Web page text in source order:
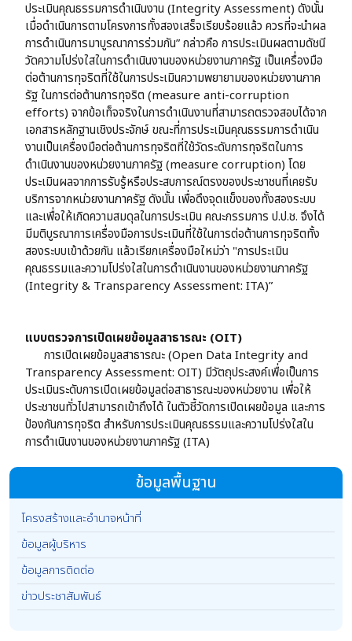
ข้อมูลพื้นฐาน
โครงสร้างและอำนาจหน้าที่
ข้อมูลผู้บริหาร
ข้อมูลการติดต่อ
ข่าวประชาสัมพันธ์
ประเมินคุณธรรมการดำเนินงาน (Integrity Assessment) ดังนั้น
เมื่อดำเนินการตามโครงการทั้งสองเสร็จเรียบร้อยแล้ว ควรที่จะนำผล
การดำเนินการมาบูรณาการร่วมกัน” กล่าวคือ การประเมินผลตามดัชนี
วัดความโปร่งใสในการดำเนินงานของหน่วยงานภาครัฐ เป็นเครื่องมือ
ต่อต้านการทุจริตที่ใช้ในการประเมินความพยายามของหน่วยงานภาค
รัฐ ในการต่อต้านการทุจริต (measure anti-corruption
efforts) จากข้อเท็จจริงในการดำเนินงานที่สามารถตรวจสอบได้จาก
เอกสารหลักฐานเชิงประจักษ์ ขณะที่การประเมินคุณธรรมการดำเนิน
งานเป็นเครื่องมือต่อต้านการทุจริตที่ใช้วัดระดับการทุจริตในการ
ดำเนินงานของหน่วยงานภาครัฐ (measure corruption) โดย
ประเมินผลจากการรับรู้หรือประสบการณ์ตรงของประชาชนที่เคยรับ
บริการจากหน่วยงานภาครัฐ ดังนั้น เพื่อดึงจุดแข็งของทั้งสองระบบ
และเพื่อให้เกิดความสมดุลในการประเมิน คณะกรรมการ ป.ป.ช. จึงได้
มีมติบูรณาการเครื่องมือการประเมินที่ใช้ในการต่อต้านการทุจริตทั้ง
สองระบบเข้าด้วยกัน แล้วเรียกเครื่องมือใหม่ว่า "การประเมิน
คุณธรรมและความโปร่งใสในการดำเนินงานของหน่วยงานภาครัฐ
(Integrity & Transparency Assessment: ITA)”
แบบตรวจการเปิดเผยข้อมูลสาธารณะ (OIT)
การเปิดเผยข้อมูลสาธารณะ (Open Data Integrity and
Transparency Assessment: OIT) มีวัตถุประสงค์เพื่อเป็นการ
ประเมินระดับการเปิดเผยข้อมูลต่อสาธารณะของหน่วยงาน เพื่อให้
ประชาชนทั่วไปสามารถเข้าถึงได้ ในตัวชี้วัดการเปิดเผยข้อมูล และการ
ป้องกันการทุจริต สำหรับการประเมินคุณธรรมและความโปร่งใสใน
การดำเนินงานของหน่วยงานภาครัฐ (ITA)